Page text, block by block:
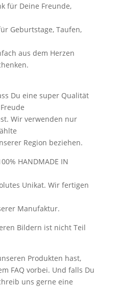
für Deine Freunde,
Geburtstage, Taufen,
aus dem Herzen
Du eine super Qualität
Wir verwenden nur
Region beziehen.
HANDMADE IN
Unikat. Wir fertigen
Manufaktur.
Bildern ist nicht Teil
Produkten hast,
FAQ vorbei. Und falls Du
uns gerne eine